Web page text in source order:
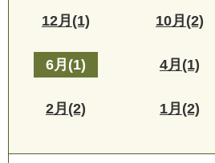
12月(1) 10月(2)
6月(1) 4月(1)
2月(2) 1月(2)